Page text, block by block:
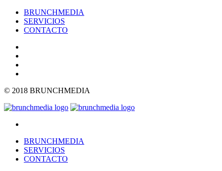
BRUNCHMEDIA
SERVICIOS
CONTACTO
© 2018 BRUNCHMEDIA
BRUNCHMEDIA
SERVICIOS
CONTACTO